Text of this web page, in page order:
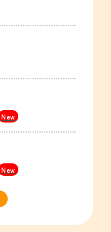
New
New